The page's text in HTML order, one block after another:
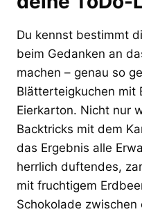
Du kennst bestimmt
beim Gedanken an
machen – genau so
Blätterteigkuchen mit
Eierkarton. Nicht nur
Backtricks mit dem
das Ergebnis alle
herrlich duftendes,
mit fruchtigem
Schokolade zwischen